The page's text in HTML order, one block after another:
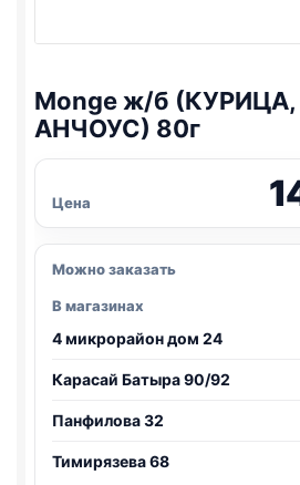
Monge ж/б
АНЧОУС) 80г
Цена
Можно заказать
В магазинах
4 микрорайон дом 24
Карасай Батыра 90/92
Панфилова 32
Тимирязева 68